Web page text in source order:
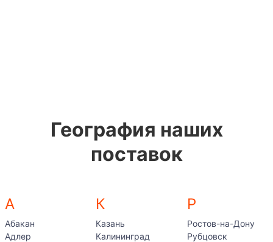
География наших
поставок
А
Абакан
Адлер
К
Казань
Калининград
Р
Ростов-на-Дону
Рубцовск